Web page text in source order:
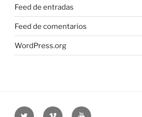
Feed de entradas
Feed de comentarios
WordPress.org
Twitter Vimeo
Youtube